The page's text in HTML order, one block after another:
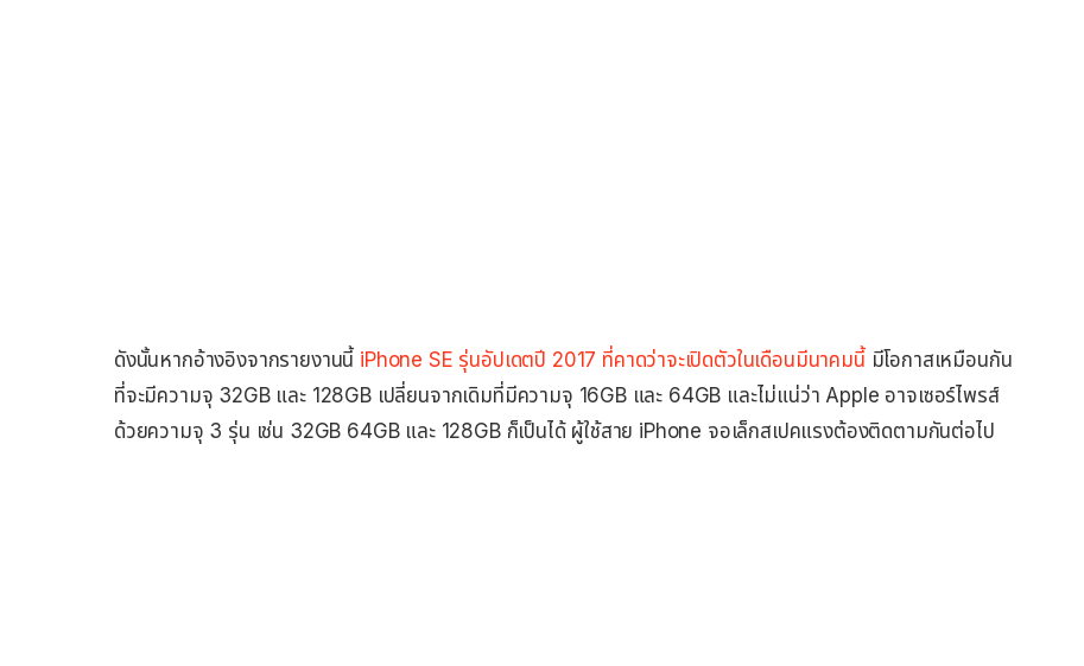
ดังนั้นหากอ้างอิงจากรายงานนี้ iPhone SE รุ่นอัปเดตปี 2017 ที่คาดว่าจะเปิดตัวในเดือนมีนาคมนี้ มีโอกาสเหมือนกัน
ที่จะมีความจุ 32GB และ 128GB เปลี่ยนจากเดิมที่มีความจุ 16GB และ 64GB และไม่แน่ว่า Apple อาจเซอร์ไพรส์
ด้วยความจุ 3 รุ่น เช่น 32GB 64GB และ 128GB ก็เป็นได้ ผู้ใช้สาย iPhone จอเล็กสเปคแรงต้องติดตามกันต่อไป